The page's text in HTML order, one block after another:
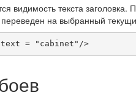
видимость текста заголовка.
переведен на выбранный
= "cabinet"/>